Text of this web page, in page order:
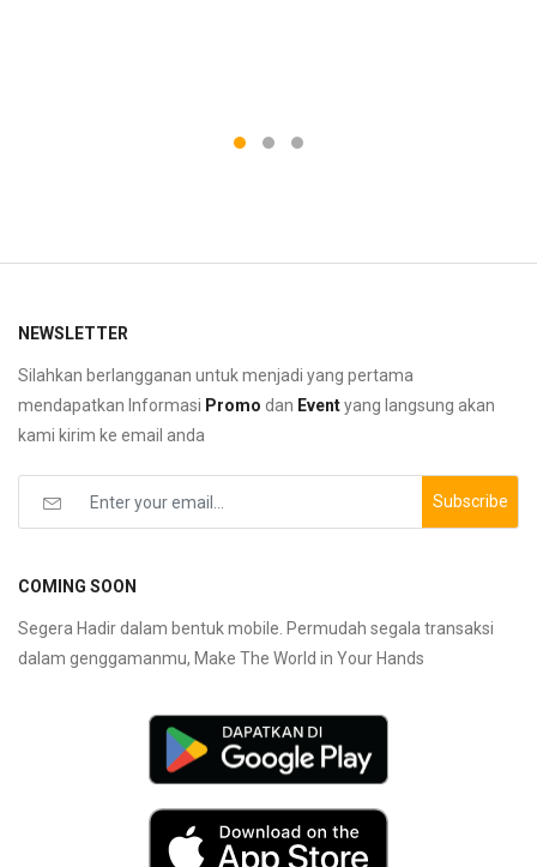
NEWSLETTER
Silahkan berlangganan untuk menjadi yang pertama
mendapatkan Informasi Promo dan Eventyang langsung akan
kami kirim ke email anda
Subscribe
COMING SOON
Segera Hadir dalam bentuk mobile. Permudah segala transaksi
dalam genggamanmu, Make The World in Your Hands